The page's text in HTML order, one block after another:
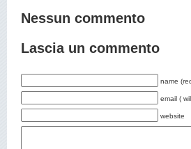
Nessun commento
Lascia un commento
name
email (
website